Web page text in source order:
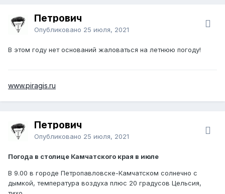
Петрович
Опубликовано 25 июля, 2021
В этом году нет оснований жаловаться на летнюю погоду!
www.piragis.ru
Петрович
Опубликовано 25 июля, 2021
Погода в столице Камчатского края в июле
В 9.00 в городе Петропавловске-Камчатском солнечно с
дымкой, температура воздуха плюс 20 градусов Цельсия,